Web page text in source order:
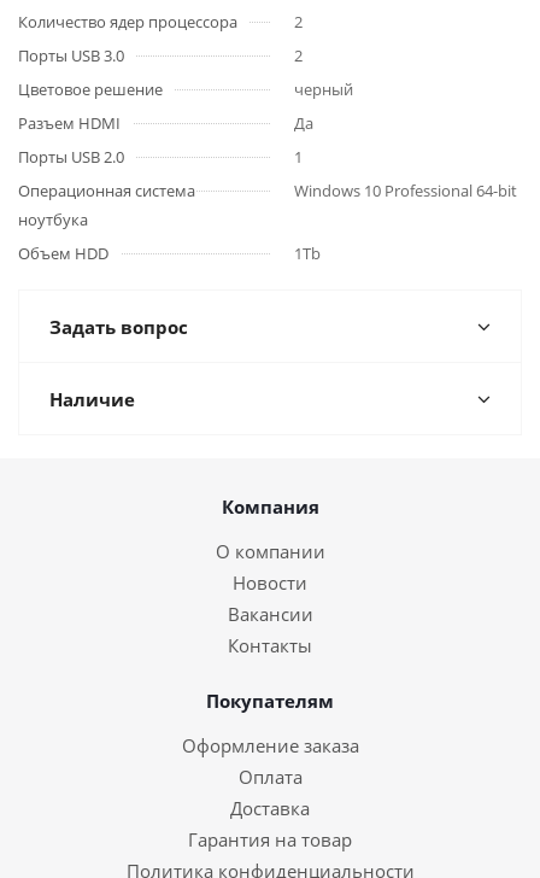
Количество ядер процессора
2
Порты USB 3.0
2
Цветовое решение
черный
Разъем HDMI
Да
Порты USB 2.0
1
Операционная система
ноутбука
Windows 10 Professional 64-bit
Объем HDD 1Tb
Задать вопрос
Наличие
Компания
О компании
Новости
Вакансии
Контакты
Покупателям
Оформление заказа
Оплата
Доставка
Гарантия на товар
Политика конфиденциальности